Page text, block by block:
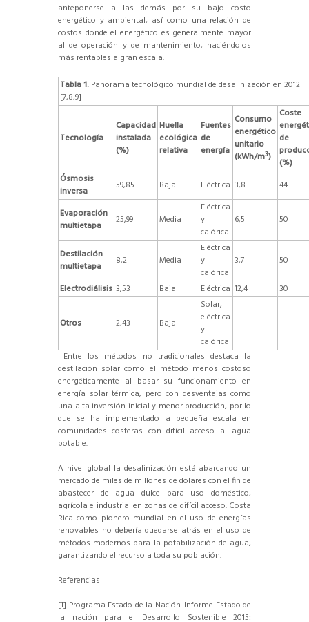
anteponerse a las demás por su bajo costo
energético y ambiental, así como una relación de
costos donde el energético es generalmente mayor
al de operación y de mantenimiento, haciéndolos
más rentables a gran escala.
Tabla 1. Panorama tecnológico mundial de desalinización en 2012
[7,8,9]
Tecnología
Capacidad
instalada
(%)
Huella
ecológica
relativa
Fuentes
de
energía
Consumo
energético
unitario
(kWh/m3)
Coste
de
(%)
Ósmosis
inversa
59,85 Baja Eléctrica 3,8 44
Evaporación
multietapa
25,99 Media
Eléctrica
y
calórica
6,5 50
Destilación
multietapa
8,2 Media
Eléctrica
y
calórica
3,7 50
Electrodiálisis 3,53 Baja Eléctrica 12,4 30
Otros 2,43 Baja
Solar,
eléctrica
y
calórica
– –
Entre los métodos no tradicionales destaca la
destilación solar como el método menos costoso
energéticamente al basar su funcionamiento en
energía solar térmica, pero con desventajas como
una alta inversión inicial y menor producción, por lo
que se ha implementado a pequeña escala en
comunidades costeras con difícil acceso al agua
potable.
A nivel global la desalinización está abarcando un
mercado de miles de millones de dólares con el fin de
abastecer de agua dulce para uso doméstico,
agrícola e industrial en zonas de difícil acceso. Costa
Rica como pionero mundial en el uso de energías
renovables no debería quedarse atrás en el uso de
métodos modernos para la potabilización de agua,
garantizando el recurso a toda su población.
Referencias
[1] Programa Estado de la Nación. Informe Estado de
la nación para el Desarrollo Sostenible 2015: